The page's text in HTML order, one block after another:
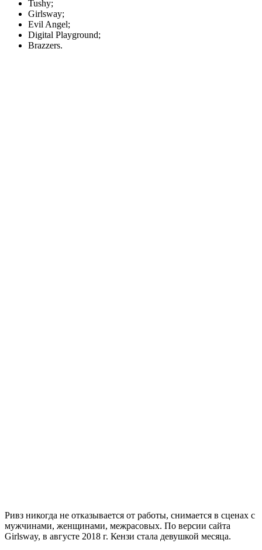
Tushy;
Girlsway;
Evil Angel;
Digital Playground;
Brazzers.
Ривз никогда не отказывается от работы, снимается в сценах с
мужчинами, женщинами, межрасовых. По версии сайта
Girlsway, в августе 2018 г. Кензи стала девушкой месяца.